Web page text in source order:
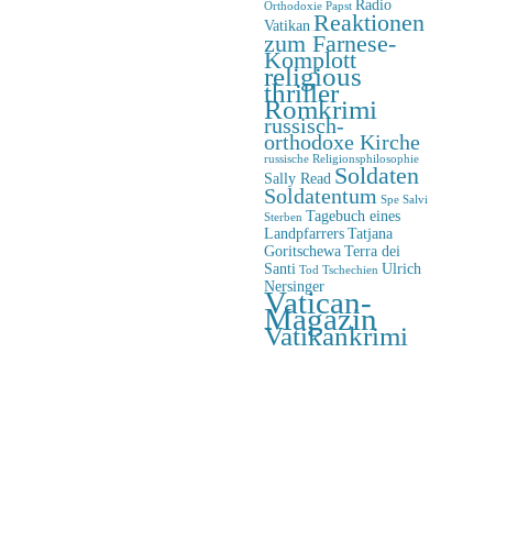
Orthodoxie Papst Radio
Vatikan Reaktionen
zum Farnese-
Komplott
religious
thriller
Romkrimi
russisch-
orthodoxe Kirche
russische Religionsphilosophie
Sally Read Soldaten
Soldatentum Spe Salvi
Sterben Tagebuch eines
Landpfarrers Tatjana
Goritschewa Terra dei
Santi Tod Tschechien Ulrich
Nersinger
Vatican-
Magazin
Vatikankrimi